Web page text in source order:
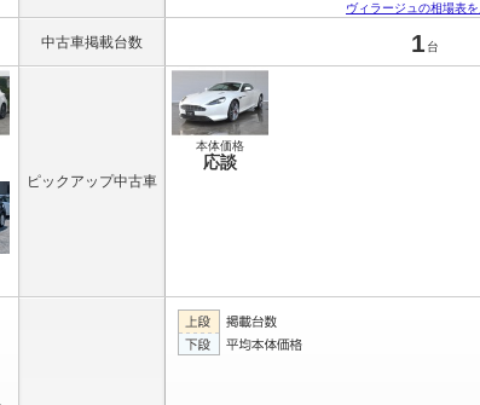
ヴィラージュの相場表を
中古車掲載台数 1 台
ピックアップ中古車
本体価格
応談